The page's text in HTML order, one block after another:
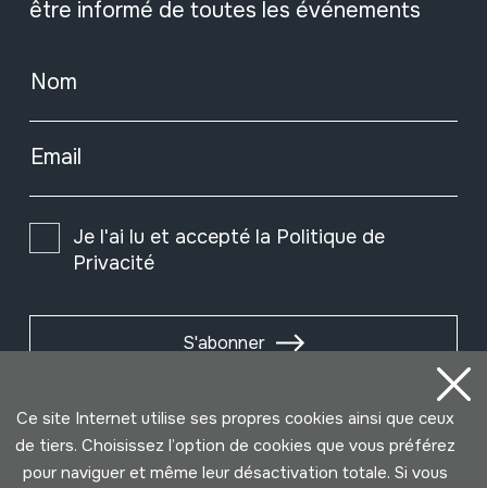
être informé de toutes les événements
Nom
Email
Je l'ai lu et accepté la Politique de
Privacité
S'abonner
Ce site Internet utilise ses propres cookies ainsi que ceux
de tiers. Choisissez l’option de cookies que vous préférez
pour naviguer et même leur désactivation totale. Si vous